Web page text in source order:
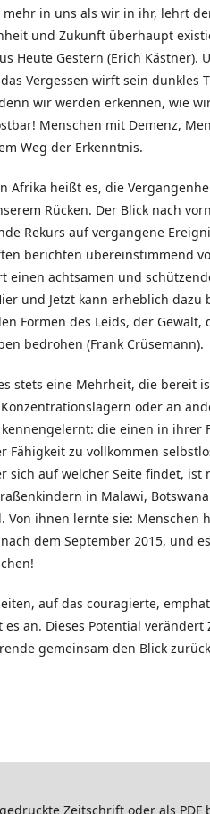
in uns als wir in ihr, lehrt
und Zukunft überhaupt
Heute Gestern (Erich Kästner).
Vergessen wirft sein dunkles
wir werden erkennen, wie
Menschen mit Demenz,
Weg der Erkenntnis.
heißt es, die
Rücken. Der Blick nach
Rekurs auf vergangene
berichten übereinstimmend
achtsamen und
und Jetzt kann erheblich
Formen des Leids, der Gewalt,
bedrohen (Frank Crüsemann).
stets eine Mehrheit, die bereit
oder an
die einen in ihrer
zu vollkommen
auf welcher Seite findet, ist
in Malawi,
ihnen lernte sie: Menschen
dem September 2015, und
auf das couragierte,
an. Dieses Potential
gemeinsam den Blick
Zeitschrift oder als